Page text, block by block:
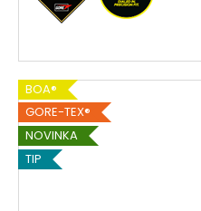
BOA®
GORE-TEX®
NOVINKA
TIP